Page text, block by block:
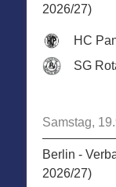
2026/27)
HC
SG
Samstag,
Berlin -
2026/27)